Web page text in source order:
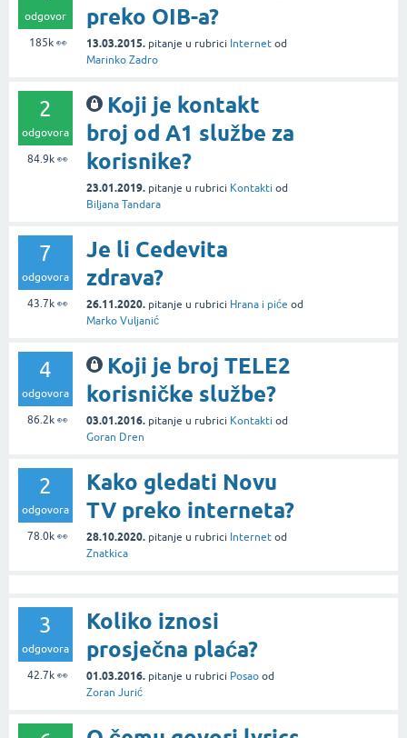
odgovor
185k👀
preko OIB-a?
13.03.2015. pitanje u rubrici Internet od
Marinko Zadro
2
odgovora
84.9k 👀
Koji je kontakt
broj od A1 službe za
korisnike?
23.01.2019. pitanje u rubrici Kontakti od
Biljana Tandara
7
odgovora
43.7k 👀
Je li Cedevita
zdrava?
26.11.2020. pitanje u rubrici Hrana i piće od
Marko Vuljanić
4
odgovora
86.2k 👀
Koji je broj TELE2
korisničke službe?
03.01.2016. pitanje u rubrici Kontakti od
Goran Dren
2
odgovora
78.0k 👀
Kako gledati Novu
TV preko interneta?
28.10.2020. pitanje u rubrici Internet od
Znatkica
3
odgovora
42.7k 👀
Koliko iznosi
prosječna plaća?
01.03.2016. pitanje u rubrici Posao od
Zoran Jurić